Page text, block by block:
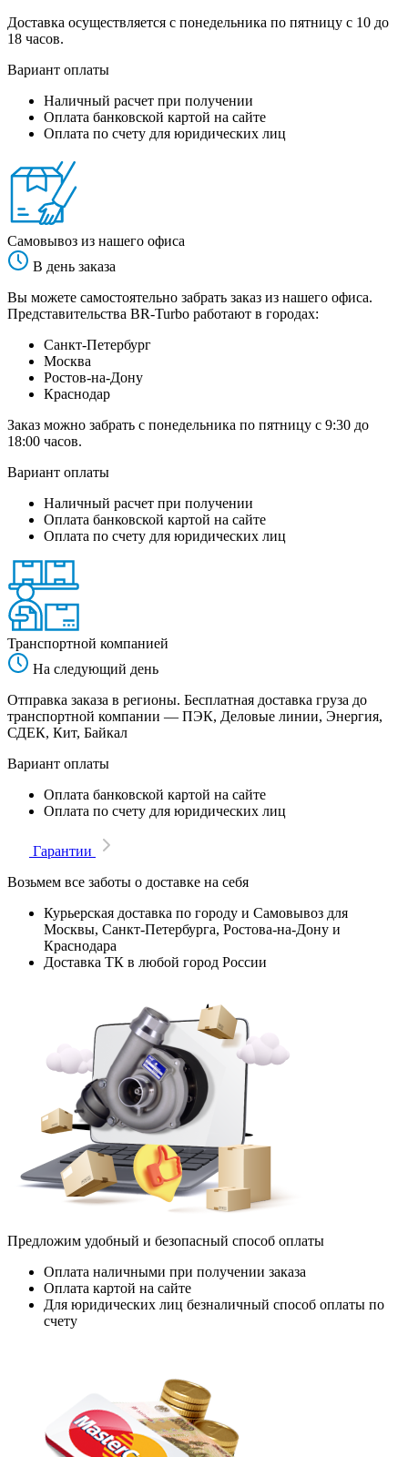
Доставка осуществляется с понедельника по пятницу с 10 до
18 часов.
Вариант оплаты
Наличный расчет при получении
Оплата банковской картой на сайте
Оплата по счету для юридических лиц
Самовывоз из нашего офиса
В день заказа
Вы можете самостоятельно забрать заказ из нашего офиса.
Представительства BR-Turbo работают в городах:
Санкт-Петербург
Москва
Ростов-на-Дону
Краснодар
Заказ можно забрать с понедельника по пятницу с 9:30 до
18:00 часов.
Вариант оплаты
Наличный расчет при получении
Оплата банковской картой на сайте
Оплата по счету для юридических лиц
Транспортной компанией
На следующий день
Отправка заказа в регионы. Бесплатная доставка груза до
транспортной компании — ПЭК, Деловые линии, Энергия,
СДЕК, Кит, Байкал
Вариант оплаты
Оплата банковской картой на сайте
Оплата по счету для юридических лиц
Гарантии
Возьмем все заботы о доставке на себя
Курьерская доставка по городу и Самовывоз для
Москвы, Санкт-Петербурга, Ростова-на-Дону и
Краснодара
Доставка ТК в любой город России
Предложим удобный и безопасный способ оплаты
Оплата наличными при получении заказа
Оплата картой на сайте
Для юридических лиц безналичный способ оплаты по
счету